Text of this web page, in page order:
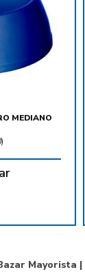
MEDIANO
)
Mayorista |